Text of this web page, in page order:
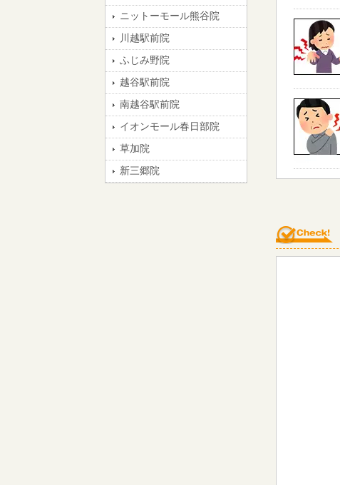
ニットーモール熊谷院
川越駅前院
ふじみ野院
越谷駅前院
南越谷駅前院
イオンモール春日部院
草加院
新三郷院